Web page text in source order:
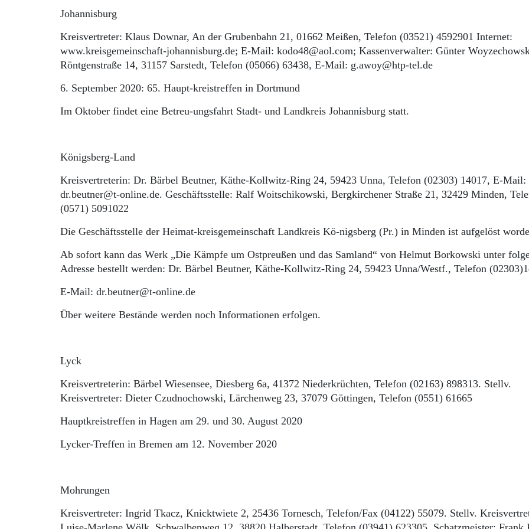
Johannisburg
Kreisvertreter: Klaus Downar, An der Grubenbahn 21, 01662 Meißen, Telefon (03521) 4592901 Internet:
www.kreisgemeinschaft-johannisburg.de; E-Mail: kodo48@aol.com; Kassenverwalter: Günter
Röntgenstraße 14, 31157 Sarstedt, Telefon (05066) 63438, E-Mail: g.awoy@htp-tel.de
6. September 2020: 65. Haupt-kreistreffen in Dortmund
Im Oktober findet eine Betreu-ungsfahrt Stadt- und Landkreis Johannisburg statt.
Königsberg-Land
Kreisvertreterin: Dr. Bärbel Beutner, Käthe-Kollwitz-Ring 24, 59423 Unna, Telefon (02303) 14017, E-Mail:
dr.beutner@t-online.de. Geschäftsstelle: Ralf Woitschikowski, Bergkirchener Straße 21, 32429 Minden,
(0571) 5091022
Die Geschäftsstelle der Heimat-kreisgemeinschaft Landkreis Kö-nigsberg (Pr.) in Minden ist aufgelöst
Ab sofort kann das Werk „Die Kämpfe um Ostpreußen und das Samland“ von Helmut Borkowski unter
Adresse bestellt werden: Dr. Bärbel Beutner, Käthe-Kollwitz-Ring 24, 59423 Unna/Westf., Telefon
E-Mail: dr.beutner@t-online.de
Über weitere Bestände werden noch Informationen erfolgen.
Lyck
Kreisvertreterin: Bärbel Wiesensee, Diesberg 6a, 41372 Niederkrüchten, Telefon (02163) 898313. Stellv.
Kreisvertreter: Dieter Czudnochowski, Lärchenweg 23, 37079 Göttingen, Telefon (0551) 61665
Hauptkreistreffen in Hagen am 29. und 30. August 2020
Lycker-Treffen in Bremen am 12. November 2020
Mohrungen
Kreisvertreter: Ingrid Tkacz, Knicktwiete 2, 25436 Tornesch, Telefon/Fax (04122) 55079. Stellv.